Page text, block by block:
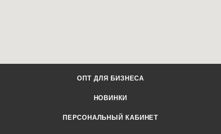
ОПТ ДЛЯ БИЗНЕСА
НОВИНКИ
ПЕРСОНАЛЬНЫЙ КАБИНЕТ